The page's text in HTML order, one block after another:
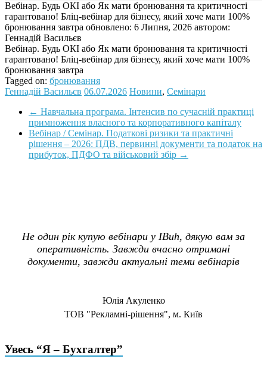
Вебінар. Будь ОКІ або Як мати бронювання та критичності
гарантовано! Бліц-вебінар для бізнесу, який хоче мати 100%
бронювання завтра обновлено: 6 Липня, 2026 автором:
Геннадій Васильєв
Вебінар. Будь ОКІ або Як мати бронювання та критичності
гарантовано! Бліц-вебінар для бізнесу, який хоче мати 100%
бронювання завтра
Tagged on: бронювання
Геннадій Васильєв 06.07.2026 Новини, Семінари
← Навчальна програма. Інтенсив по сучасній практиці
примноження власного та корпоративного капіталу
Вебінар / Семінар. Податкові ризики та практичні
рішення – 2026: ПДВ, первинні документи та податок на
прибуток, ПДФО та військовий збір →
Не один рік купую вебінари у IBuh, дякую вам за
оперативність. Завжди вчасно отримані
документи, завжди актуальні теми вебінарів
Юлія Акуленко
TOB "Рекламні-рішення", м. Київ
Увесь “Я – Бухгалтер”